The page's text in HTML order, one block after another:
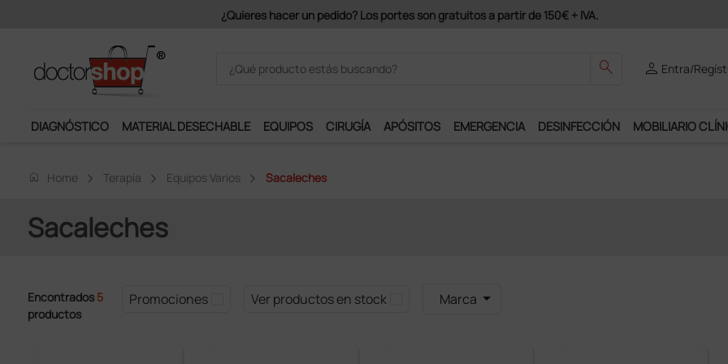
¿Quieres hacer un pedido? Los portes son gratuitos a partir de 150€ + IVA.
search person Entra/
DIAGNÓSTICO MATERIAL DESECHABLE EQUIPOS CIRUGÍA APÓSITOS EMERGENCIA DESINFECCIÓN MOBILIARIO
home Home Terapia Equipos Varios Sacaleches
Sacaleches
Encontrados 5
productos
Promociones Ver productos en stock Marca